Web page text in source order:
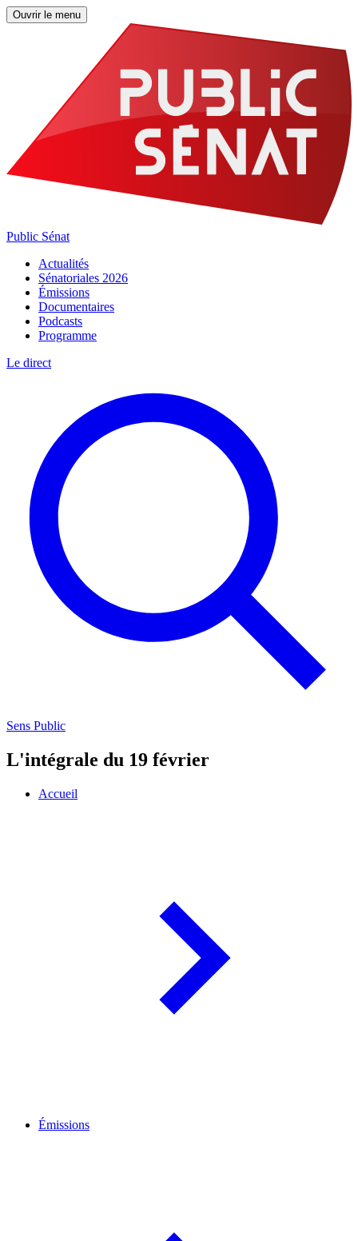
Ouvrir le menu
Public Sénat
Actualités
Sénatoriales 2026
Émissions
Documentaires
Podcasts
Programme
Le direct
Sens Public
L'intégrale du 19 février
Accueil
Émissions